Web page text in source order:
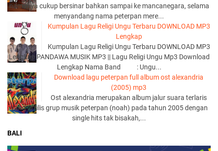
namanya cukup bersinar bahkan sampai ke mancanegara, selama
menyandang nama peterpan mere...
Kumpulan Lagu Religi Ungu Terbaru DOWNLOAD MP3
Lengkap
Kumpulan Lagu Religi Ungu Terbaru DOWNLOAD MP3
Lengkap PANDAWA MUSIK MP3 || Lagu Religi Ungu Mp3 Download
Lengkap Nama Band : Ungu...
Download lagu peterpan full album ost alexandria
(2005) mp3
Ost alexandria merupakan album jalur suara terlaris
yang di rilis grup musik peterpan (noah) pada tahun 2005 dengan
single hits tak bisakah,...
BALI